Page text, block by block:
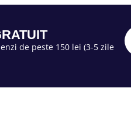
de peste 150 lei (3-5 zile